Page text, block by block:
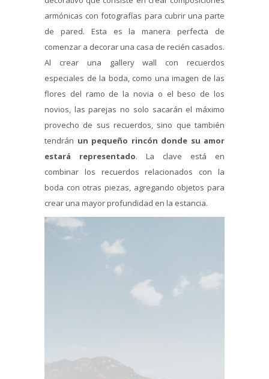
armónicas con fotografías para cubrir una parte
de pared. Esta es la manera perfecta de
comenzar a decorar una casa de recién casados.
Al crear una gallery wall con recuerdos
especiales de la boda, como una imagen de las
flores del ramo de la novia o el beso de los
novios, las parejas no solo sacarán el máximo
provecho de sus recuerdos, sino que también
tendrán un pequeño rincón donde su amor
estará representado. La clave está en
combinar los recuerdos relacionados con la
boda con otras piezas, agregando objetos para
crear una mayor profundidad en la estancia.